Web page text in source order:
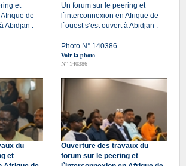
et
de
Abidjan .
Un forum sur le peering et
l`interconnexion en Afrique de
l`ouest s’est ouvert à Abidjan .
Photo N° 140386
Voir la photo
N° 140386
du
et
Ouverture des travaux du
forum sur le peering et